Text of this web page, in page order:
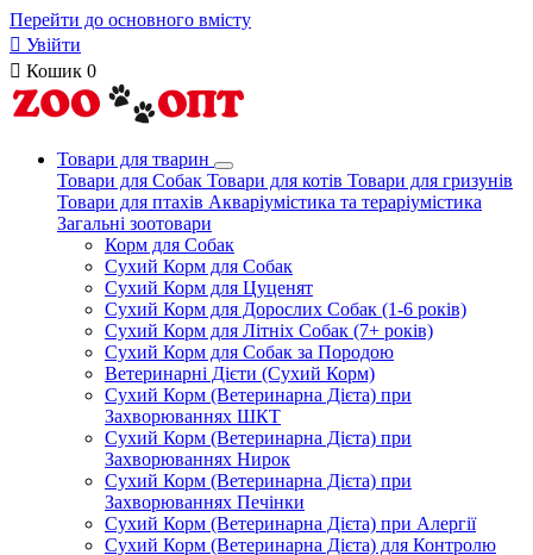
Перейти до основного вмісту
 Увійти
 Кошик 0
Товари для тварин
Товари для Собак Товари для котів Товари для гризунів
Товари для птахів Акваріумістика та тераріумістика
Загальні зоотовари
Корм для Собак
Сухий Корм для Собак
Сухий Корм для Цуценят
Сухий Корм для Дорослих Собак (1-6 років)
Сухий Корм для Літніх Собак (7+ років)
Сухий Корм для Собак за Породою
Ветеринарні Дієти (Сухий Корм)
Сухий Корм (Ветеринарна Дієта) при
Захворюваннях ШКТ
Сухий Корм (Ветеринарна Дієта) при
Захворюваннях Нирок
Сухий Корм (Ветеринарна Дієта) при
Захворюваннях Печінки
Сухий Корм (Ветеринарна Дієта) при Алергії
Сухий Корм (Ветеринарна Дієта) для Контролю